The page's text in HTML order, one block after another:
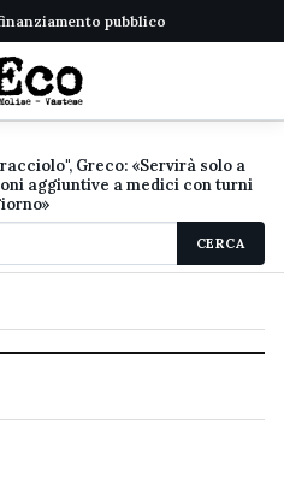
pubblico
Greco: «Servirà solo a
aggiuntive a medici con turni
CERCA